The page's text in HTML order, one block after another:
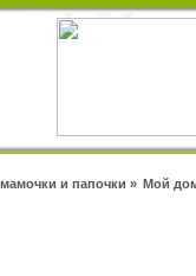
и папочки » Мой